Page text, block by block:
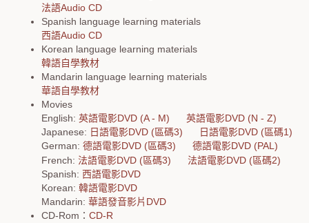
法語Audio CD
Spanish language learning materials
西語Audio CD
Korean language learning materials
韓語自學教材
Mandarin language learning materials
華語自學教材
Movies
English: 英語電影DVD (A - M)
英語電影DVD (N - Z)
Japanese: 日語電影DVD (區碼3)
日語電影DVD (區碼1)
German: 德語電影DVD (區碼3)
德語電影DVD (PAL)
French: 法語電影DVD (區碼3)
法語電影DVD (區碼2)
Spanish: 西語電影DVD
Korean: 韓語電影DVD
Mandarin: 華語發音影片DVD
CD-Rom： CD-R